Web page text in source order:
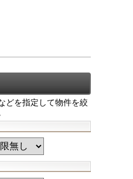
どを指定して物件を絞